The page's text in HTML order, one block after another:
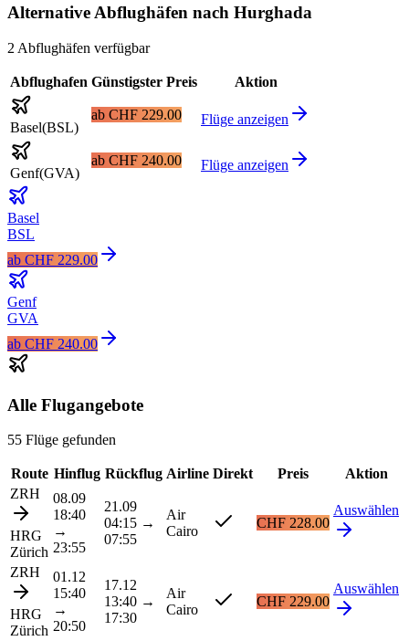
Alternative Abflughäfen nach Hurghada
2 Abflughäfen verfügbar
Abflughafen Günstigster Preis Aktion
Basel(BSL)
ab CHF 229.00 Flüge anzeigen
Genf(GVA)
ab CHF 240.00 Flüge anzeigen
Basel
BSL
ab CHF 229.00
Genf
GVA
ab CHF 240.00
Alle Flugangebote
55 Flüge gefunden
Route Hinflug Rückflug Airline Direkt Preis
Aktion
ZRH
HRG
Zürich
08.09
18:40
→
23:55
21.09
04:15 →
07:55
Air
Cairo
CHF 228.00
Auswählen
ZRH
HRG
Zürich
01.12
15:40
→
20:50
17.12
13:40 →
17:30
Air
Cairo
CHF 229.00
Auswählen